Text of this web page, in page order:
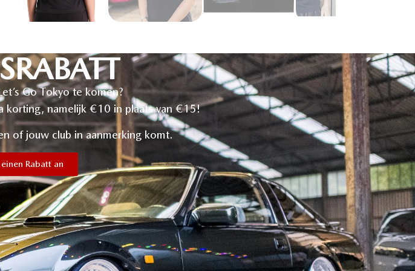
Go Tokyo te komen?
korting, namelijk €10 in plaats van €15!
of jouw club in aanmerking komt.
Rabatt an